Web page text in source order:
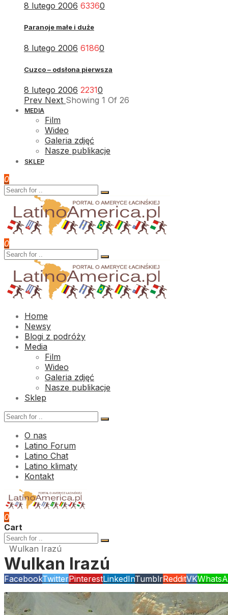
8 lutego 2006 63360
Paranoje małe i duże
8 lutego 2006 61860
Cuzco – odsłona pierwsza
8 lutego 2006 22310
Prev Next Showing 1 Of 26
MEDIA
Film
Wideo
Galeria zdjęć
Nasze publikacje
SKLEP
0
0
Home
Newsy
Blogi z podróży
Media
Film
Wideo
Galeria zdjęć
Nasze publikacje
Sklep
O nas
Latino Forum
Latino Chat
Latino klimaty
Kontakt
0
Cart
Wulkan Irazú
Wulkan Irazú
FacebookTwitterPinterestLinkedInTumblrRedditVK